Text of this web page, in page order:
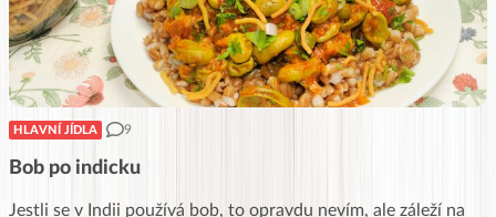
HLAVNÍ JÍDLA 9
Bob po indicku
Jestli se v Indii používá bob, to opravdu nevím, ale záleží na